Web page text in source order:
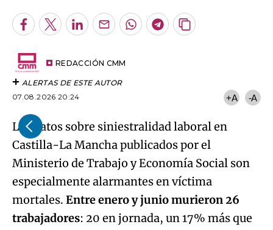
Facebook
TwitterLinkedInEnviarWhatsapp
Telegram
Copiar
REDACCIÓN CMM
ALERTAS DE ESTE AUTOR
07.08.2026 20:24
+A -A
Los datos sobre siniestralidad laboral en
Castilla-La Mancha publicados por el
Ministerio de Trabajo y Economía Social son
especialmente alarmantes en víctima
mortales. Entre enero y junio murieron 26
trabajadores: 20 en jornada, un 17% más que